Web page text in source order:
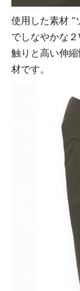
使用した素材 ”
でしなやかな
触りと高い伸
材です。